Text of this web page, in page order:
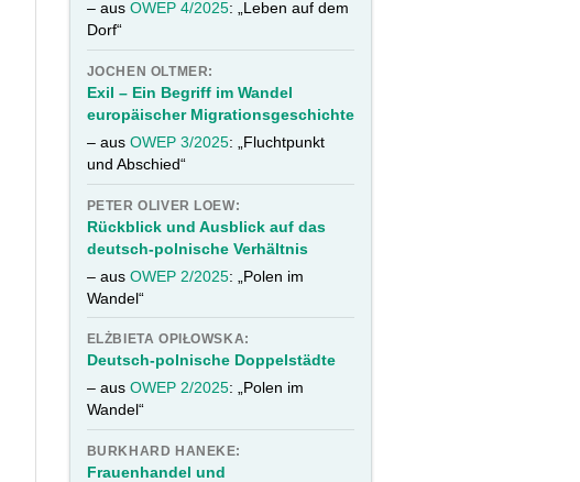
– aus OWEP 4/2025: „Leben auf dem
Dorf“
JOCHEN OLTMER:
Exil – Ein Begriff im Wandel
europäischer Migrationsgeschichte
– aus OWEP 3/2025: „Fluchtpunkt
und Abschied“
PETER OLIVER LOEW:
Rückblick und Ausblick auf das
deutsch-polnische Verhältnis
– aus OWEP 2/2025: „Polen im
Wandel“
ELŻBIETA OPIŁOWSKA:
Deutsch-polnische Doppelstädte
– aus OWEP 2/2025: „Polen im
Wandel“
BURKHARD HANEKE:
Frauenhandel und